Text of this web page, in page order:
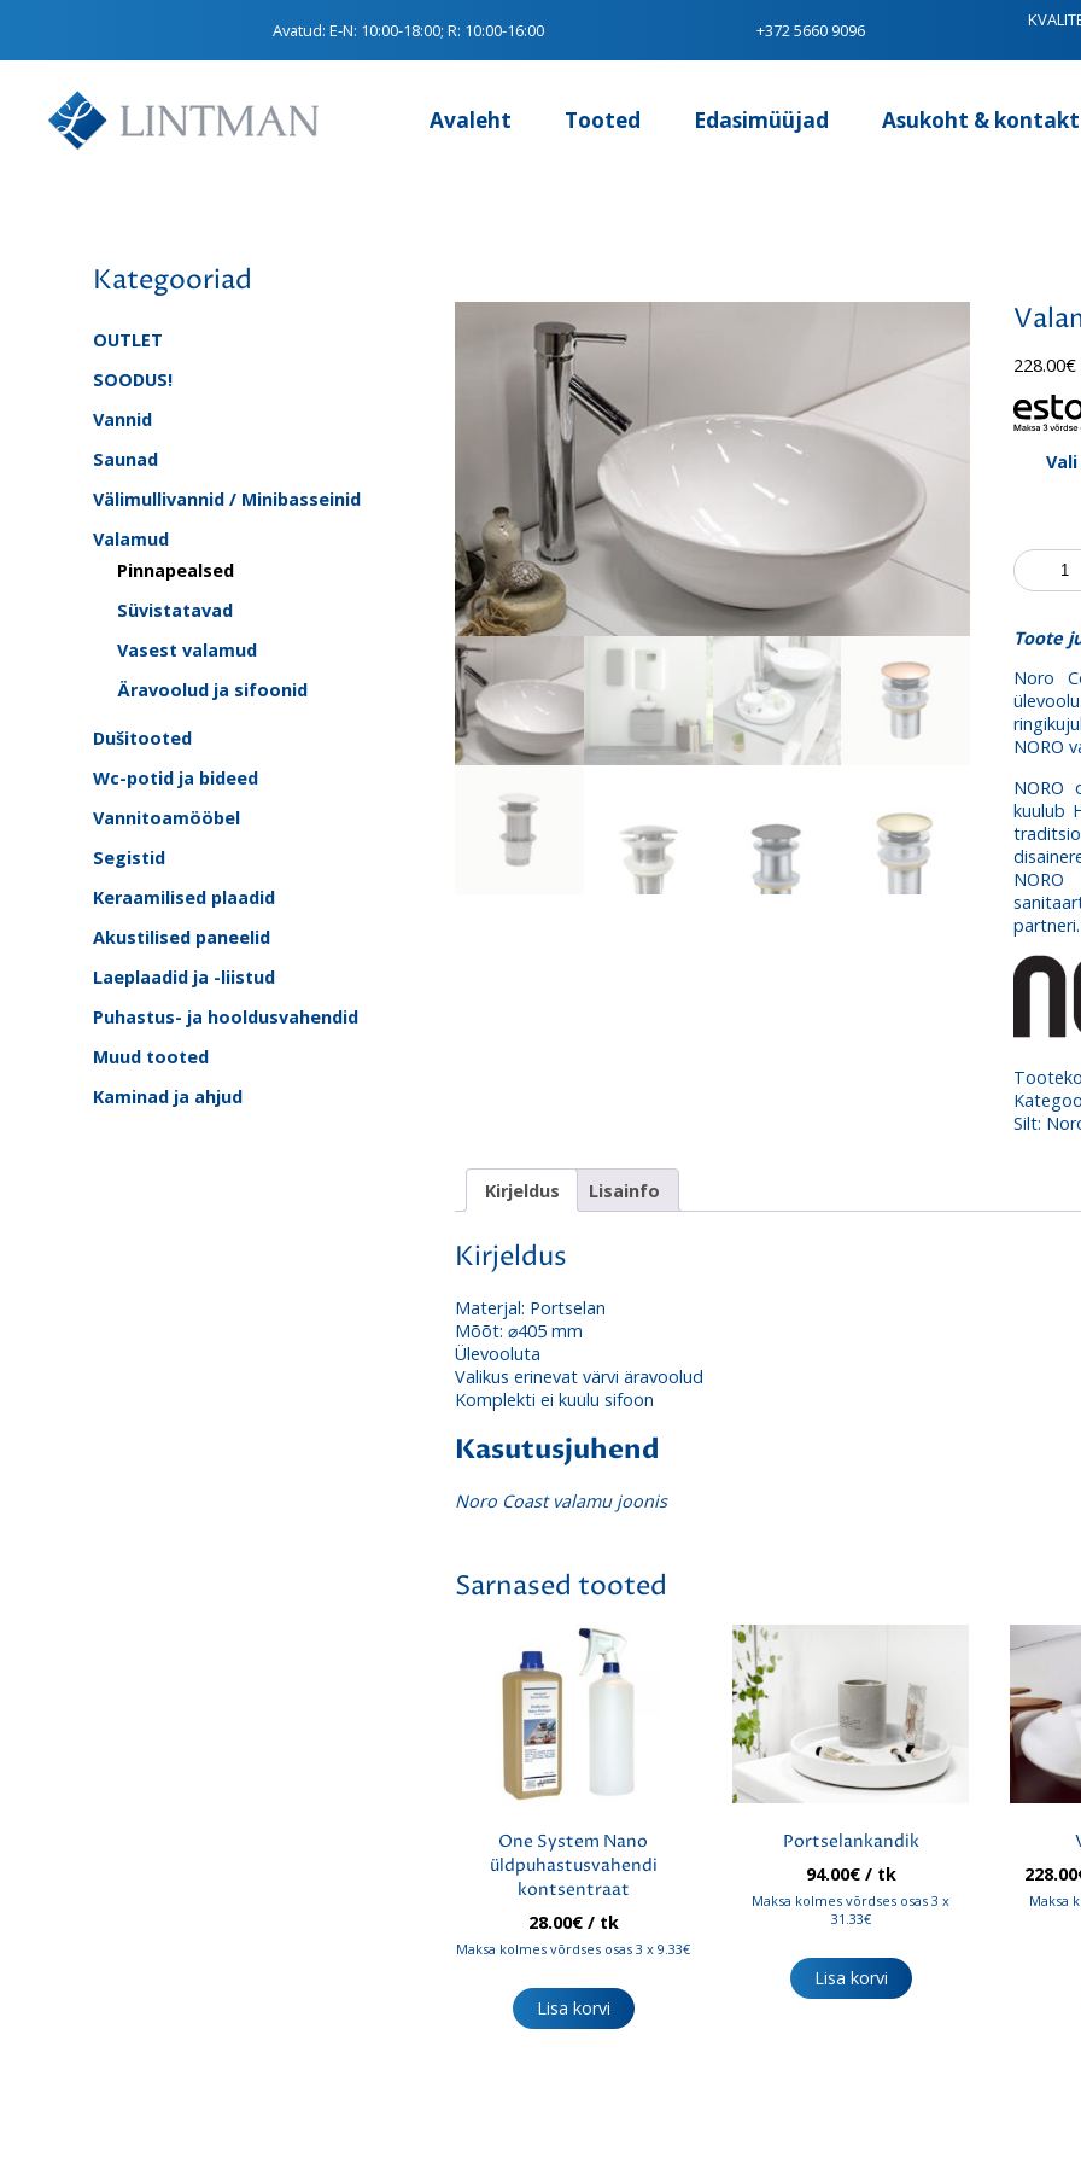
Avatud:E-N: 10:00-18:00; R: 10:00-16:00 +372 5660 9096
Avaleht Tooted Edasimüüjad Asukoht & kontakt
Kategooriad
OUTLET
SOODUS!
Vannid
Saunad
Välimullivannid / Minibasseinid
Valamud
Pinnapealsed
Süvistatavad
Vasest valamud
Äravoolud ja sifoonid
Dušitooted
Wc-potid ja bideed
Vannitoamööbel
Segistid
Keraamilised plaadid
Akustilised paneelid
Laeplaadid ja -liistud
Puhastus- ja hooldusvahendid
Muud tooted
Kaminad ja ahjud
228.00€
Valamu
Coast
Toote
Noro
ülevoolu.
NORO
NORO
kuulub
Silt:
Kirjeldus Lisainfo
Kirjeldus
Materjal: Portselan
Mõõt: ⌀405 mm
Ülevooluta
Valikus erinevat värvi äravoolud
Komplekti ei kuulu sifoon
Kasutusjuhend
Noro Coast valamu joonis
Sarnased tooted
One System Nano
üldpuhastusvahendi
kontsentraat
28.00€/ tk
Maksa kolmes võrdses osas 3 x 9.33€
Lisa korvi
Portselankandik
94.00€/ tk
Maksa kolmes võrdses osas 3 x
31.33€
Lisa korvi
228.00
Maksa